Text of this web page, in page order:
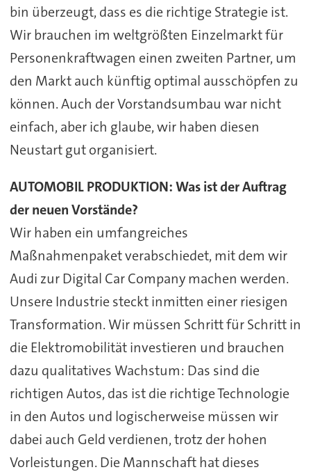
bin überzeugt, dass es die richtige Strategie ist.
Wir brauchen im weltgrößten Einzelmarkt für
Personenkraftwagen einen zweiten Partner, um
den Markt auch künftig optimal ausschöpfen zu
können. Auch der Vorstandsumbau war nicht
einfach, aber ich glaube, wir haben diesen
Neustart gut organisiert.
AUTOMOBIL PRODUKTION: Was ist der Auftrag
der neuen Vorstände?
Wir haben ein umfangreiches
Maßnahmenpaket verabschiedet, mit dem wir
Audi zur Digital Car Company machen werden.
Unsere Industrie steckt inmitten einer riesigen
Transformation. Wir müssen Schritt für Schritt in
die Elektromobilität investieren und brauchen
dazu qualitatives Wachstum: Das sind die
richtigen Autos, das ist die richtige Technologie
in den Autos und logischerweise müssen wir
dabei auch Geld verdienen, trotz der hohen
Vorleistungen. Die Mannschaft hat dieses